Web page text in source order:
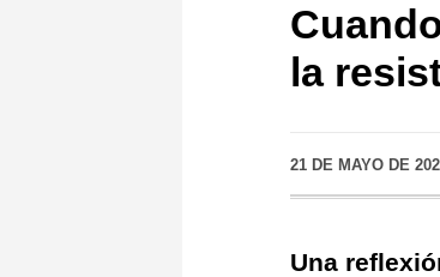
la
21 DE MAYO DE
Una